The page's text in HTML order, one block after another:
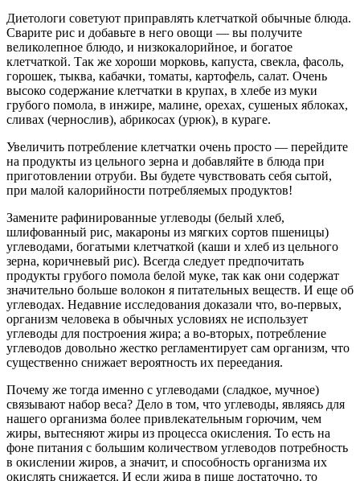
Диетологи советуют приправлять клетчаткой обычные блюда.
Сварите рис и добавьте в него овощи — вы получите
великолепное блюдо, и низкокалорийное, и богатое
клетчаткой. Так же хороши морковь, капуста, свекла, фасоль,
горошек, тыква, кабачки, томаты, картофель, салат. Очень
высоко содержание клетчатки в крупах, в хлебе из муки
грубого помола, в инжире, малине, орехах, сушеных яблоках,
сливах (чернослив), абрикосах (урюк), в кураге.
Увеличить потребление клетчатки очень просто — перейдите
на продукты из цельного зерна и добавляйте в блюда при
приготовлении отруби. Вы будете чувствовать себя сытой,
при малой калорийности потребляемых продуктов!
Замените рафинированные углеводы (белый хлеб,
шлифованный рис, макароны из мягких сортов пшеницы)
углеводами, богатыми клетчаткой (каши и хлеб из цельного
зерна, коричневый рис). Всегда следует предпочитать
продукты грубого помола белой муке, так как они содержат
значительно больше волокон я питательных веществ. И еще об
углеводах. Недавние исследования доказали что, во-первых,
организм человека в обычных условиях не использует
углеводы для построения жира; а во-вторых, потребление
углеводов довольно жестко регламентирует сам организм, что
существенно снижает вероятность их переедания.
Почему же тогда именно с углеводами (сладкое, мучное)
связывают набор веса? Дело в том, что углеводы, являясь для
нашего организма более привлекательным горючим, чем
жиры, вытесняют жиры из процесса окисления. То есть на
фоне питания с большим количеством углеводов потребность
в окислении жиров, а значит, и способность организма их
окислять снижается. И если жира в пище достаточно, то